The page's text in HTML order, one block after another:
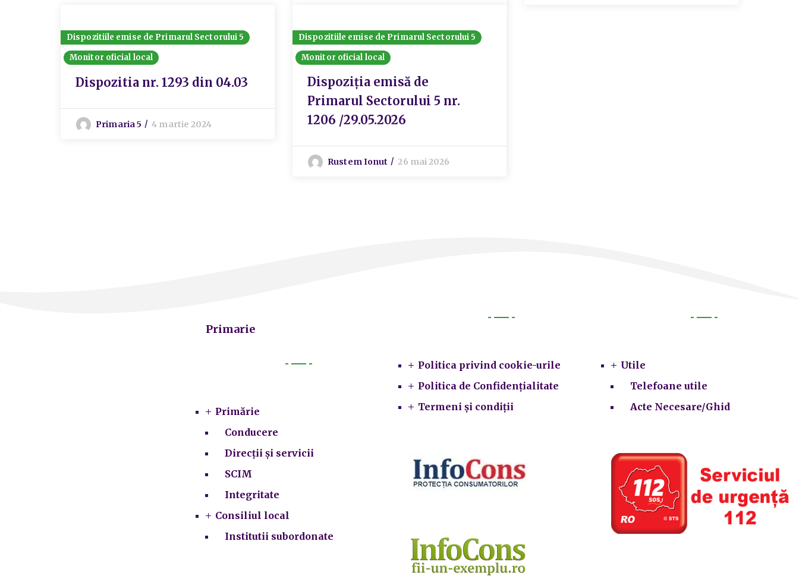
Dispozitiile emise de Primarul Sectorului 5
Monitor oficial local
Dispozitia nr. 1293 din 04.03
Primaria 5 4 martie 2024
Dispozitiile emise de Primarul Sectorului 5
Monitor oficial local
Dispoziția emisă de
Primarul Sectorului 5 nr.
1206 /29.05.2026
Rustem Ionut 26 mai 2026
Primarie
Primărie
Conducere
Direcții și servicii
SCIM
Integritate
Consiliul local
Institutii subordonate
Politica privind cookie-urile
Politica de Confidențialitate
Termeni și condiții
Utile
Telefoane utile
Acte Necesare/Ghid